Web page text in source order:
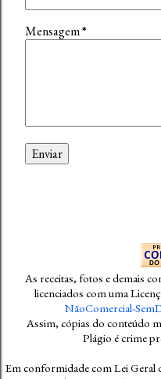
Mensagem*
As receitas, fotos e demais
licenciados com uma
NãoComercial-
Assim, cópias do conteúdo
Plágio é crime
Em conformidade com Lei Geral